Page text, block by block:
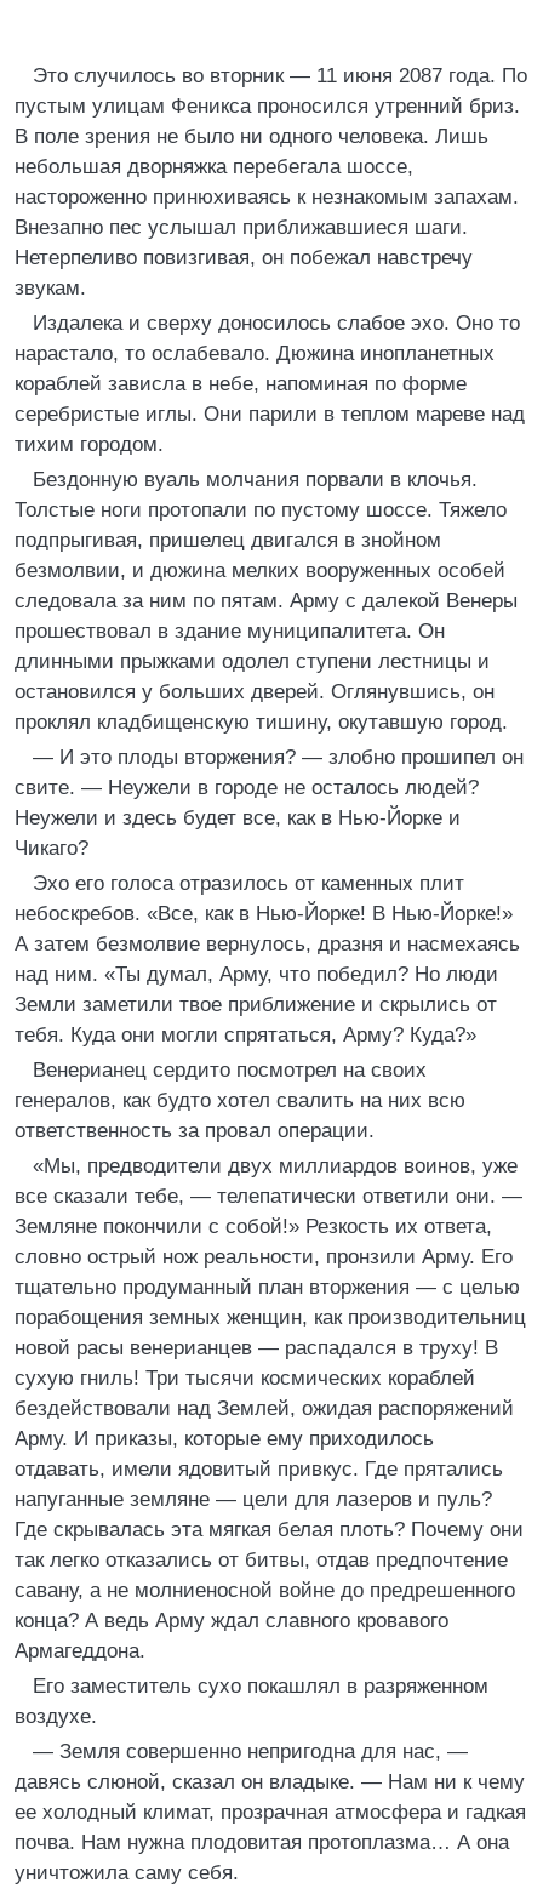
Это случилось во вторник — 11 июня 2087 года. По
пустым улицам Феникса проносился утренний бриз.
В поле зрения не было ни одного человека. Лишь
небольшая дворняжка перебегала шоссе,
настороженно принюхиваясь к незнакомым запахам.
Внезапно пес услышал приближавшиеся шаги.
Нетерпеливо повизгивая, он побежал навстречу
звукам.
Издалека и сверху доносилось слабое эхо. Оно то
нарастало, то ослабевало. Дюжина инопланетных
кораблей зависла в небе, напоминая по форме
серебристые иглы. Они парили в теплом мареве над
тихим городом.
Бездонную вуаль молчания порвали в клочья.
Толстые ноги протопали по пустому шоссе. Тяжело
подпрыгивая, пришелец двигался в знойном
безмолвии, и дюжина мелких вооруженных особей
следовала за ним по пятам. Арму с далекой Венеры
прошествовал в здание муниципалитета. Он
длинными прыжками одолел ступени лестницы и
остановился у больших дверей. Оглянувшись, он
проклял кладбищенскую тишину, окутавшую город.
— И это плоды вторжения? — злобно прошипел он
свите. — Неужели в городе не осталось людей?
Неужели и здесь будет все, как в Нью-Йорке и
Чикаго?
Эхо его голоса отразилось от каменных плит
небоскребов. «Все, как в Нью-Йорке! В Нью-Йорке!»
А затем безмолвие вернулось, дразня и насмехаясь
над ним. «Ты думал, Арму, что победил? Но люди
Земли заметили твое приближение и скрылись от
тебя. Куда они могли спрятаться, Арму? Куда?»
Венерианец сердито посмотрел на своих
генералов, как будто хотел свалить на них всю
ответственность за провал операции.
«Мы, предводители двух миллиардов воинов, уже
все сказали тебе, — телепатически ответили они. —
Земляне покончили с собой!» Резкость их ответа,
словно острый нож реальности, пронзили Арму. Его
тщательно продуманный план вторжения — с целью
порабощения земных женщин, как производительниц
новой расы венерианцев — распадался в труху! В
сухую гниль! Три тысячи космических кораблей
бездействовали над Землей, ожидая распоряжений
Арму. И приказы, которые ему приходилось
отдавать, имели ядовитый привкус. Где прятались
напуганные земляне — цели для лазеров и пуль?
Где скрывалась эта мягкая белая плоть? Почему они
так легко отказались от битвы, отдав предпочтение
савану, а не молниеносной войне до предрешенного
конца? А ведь Арму ждал славного кровавого
Армагеддона.
Его заместитель сухо покашлял в разряженном
воздухе.
— Земля совершенно непригодна для нас, —
давясь слюной, сказал он владыке. — Нам ни к чему
ее холодный климат, прозрачная атмосфера и гадкая
почва. Нам нужна плодовитая протоплазма… А она
уничтожила саму себя.